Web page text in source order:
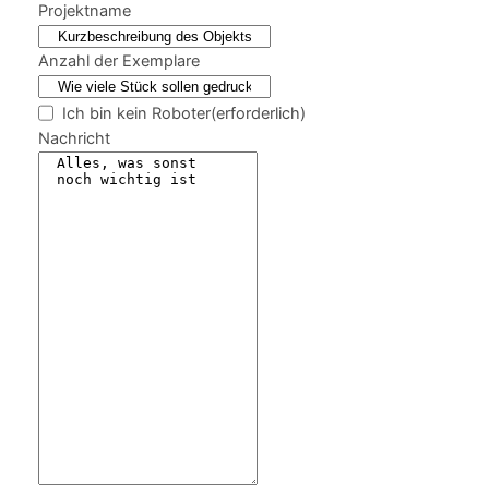
Projektname
Anzahl der Exemplare
Ich bin kein Roboter(erforderlich)
Nachricht